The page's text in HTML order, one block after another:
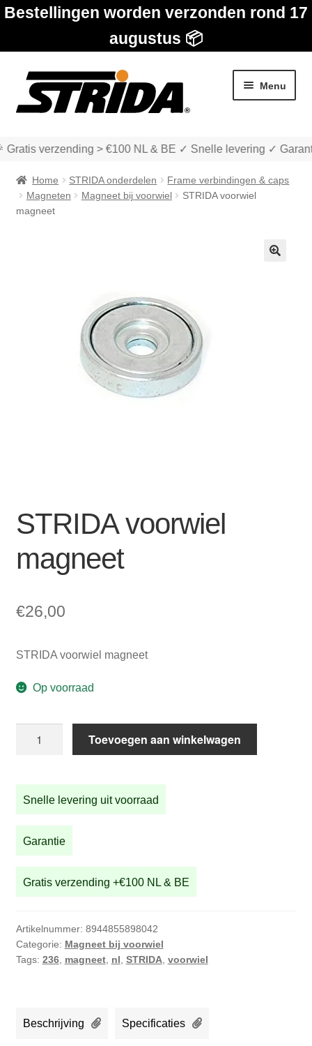
Bestellingen worden verzonden rond 17
augustus 📦
Ga
door
naar
Ga
naar
de
Menu
Winkelwagen
Gratis verzending > €100 NL & BE ✓ Snelle levering ✓
Home STRIDA onderdelen
Frame verbindingen & caps
Magneten
Magneet bij voorwiel
STRIDA voorwiel
magneet
STRIDA voorwiel
magneet
€26,00
STRIDA voorwiel magneet
Op voorraad
aantal
Toevoegen aan winkelwagen
Snelle levering uit voorraad
Garantie
Gratis verzending +€100 NL & BE
Artikelnummer: 8944855898042
Categorie: Magneet bij voorwiel
Tags: 236, magneet, nl STRIDA, voorwiel
Beschrijving Specificaties